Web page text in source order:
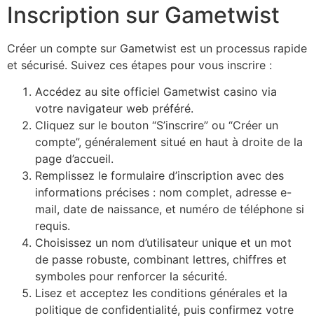
Inscription sur Gametwist
Créer un compte sur Gametwist est un processus rapide
et sécurisé. Suivez ces étapes pour vous inscrire :
Accédez au site officiel Gametwist casino via
votre navigateur web préféré.
Cliquez sur le bouton “S’inscrire” ou “Créer un
compte”, généralement situé en haut à droite de la
page d’accueil.
Remplissez le formulaire d’inscription avec des
informations précises : nom complet, adresse e-
mail, date de naissance, et numéro de téléphone si
requis.
Choisissez un nom d’utilisateur unique et un mot
de passe robuste, combinant lettres, chiffres et
symboles pour renforcer la sécurité.
Lisez et acceptez les conditions générales et la
politique de confidentialité, puis confirmez votre